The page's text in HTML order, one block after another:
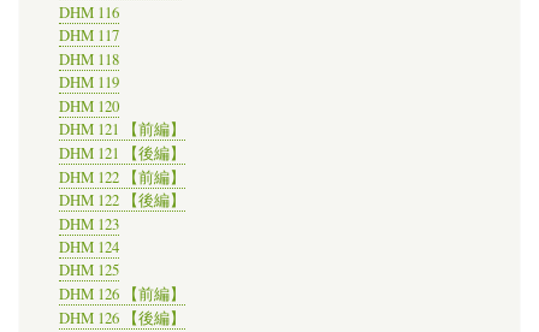
DHM 116
DHM 117
DHM 118
DHM 119
DHM 120
DHM 121 【前編】
DHM 121 【後編】
DHM 122 【前編】
DHM 122 【後編】
DHM 123
DHM 124
DHM 125
DHM 126 【前編】
DHM 126 【後編】